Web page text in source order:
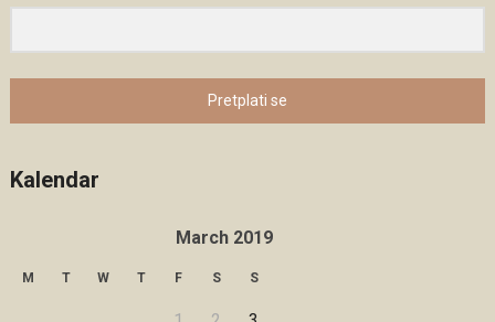
Pretplati se
Kalendar
March 2019
M T W T F S S